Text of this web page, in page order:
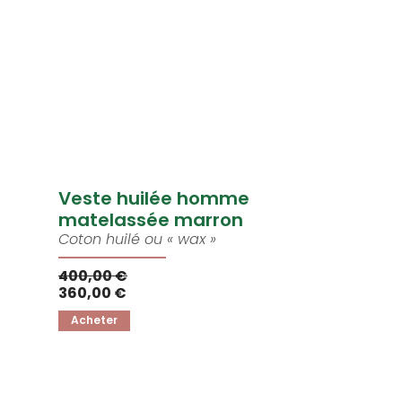
Veste huilée homme
matelassée marron
Coton huilé ou « wax »
400,00 €
360,00 €
Acheter